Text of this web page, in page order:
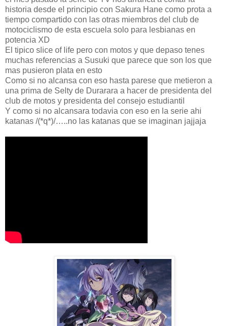
historia desde el principio con Sakura Hane como prota a
tiempo compartido con las otras miembros del club de
motociclismo de esta escuela solo para lesbianas en
potencia XD
El tipico slice of life pero con motos y que depaso tenes
muchas referencias a Susuki que parece que son los que
mas pusieron plata en esto
Como si no alcansa con eso hasta parese que metieron a
una prima de Selty de Durarara a hacer de presidenta del
club de motos y presidenta del consejo estudiantil
Y como si no alcansara todavia con eso en la serie ahi
katanas /(*q*)/…..no las katanas que se imaginan jajjaja